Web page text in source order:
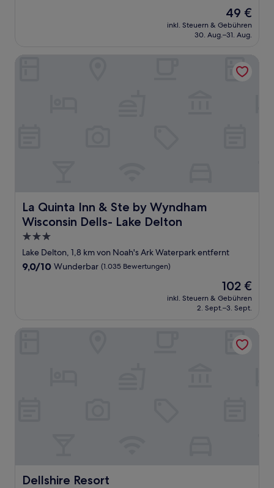
Der
Preis
beträgt
49 €
inkl. Steuern & Gebühren
30. Aug.–31. Aug.
La Quinta Inn & Ste by Wyndham
Wisconsin Dells- Lake Delton
La Quinta Inn & Ste by Wyndham Wisconsin Dells- Lake
3.0-
Sterne-
Unterkunft
Lake Delton, 1,8 km von Noah's Ark Waterpark entfernt
9.0
9,0/10 Wunderbar (1.035 Bewertungen)
Der
Preis
beträgt
102 €
inkl. Steuern & Gebühren
2. Sept.–3. Sept.
La Quinta Inn & Ste by Wyndham Wisconsin Dells- Lake
Dellshire Resort
Dellshire Resort